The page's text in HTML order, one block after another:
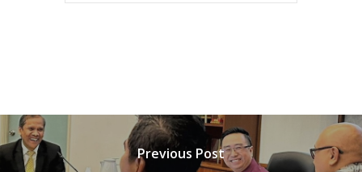
Previous Post